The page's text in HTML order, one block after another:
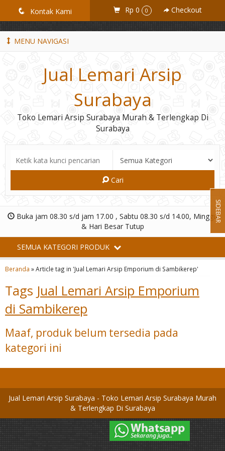
GiD8uLW6vpL7i8XJXmPR9QRyZq0s2cGcUNZ3_owToDY
q Kontak Kami Rp 0 0 Checkout
MENU NAVIGASI
Jual Lemari Arsip
Surabaya
Toko Lemari Arsip Surabaya Murah & Terlengkap Di
Surabaya
Cari
Buka jam 08.30 s/d jam 17.00 , Sabtu 08.30 s/d 14.00, Minggu
& Hari Besar Tutup
SEMUA KATEGORI PRODUK
Beranda »Article tag in 'Jual Lemari Arsip Emporium di Sambikerep'
Tags Jual Lemari Arsip Emporium
di Sambikerep
Maaf, produk belum tersedia pada
kategori ini
SIDEBAR
Jual Lemari Arsip Surabaya - Toko Lemari Arsip Surabaya Murah
& Terlengkap Di Surabaya